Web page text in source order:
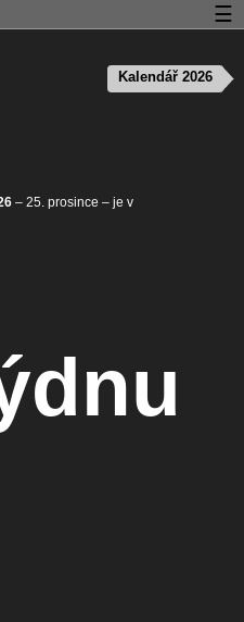
– 25. prosince – je v
Kalendář 2026
☰